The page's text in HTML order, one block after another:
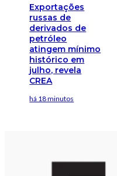
Exportações
russas de
derivados de
petróleo
atingem mínimo
histórico em
julho, revela
CREA
há 18 minutos